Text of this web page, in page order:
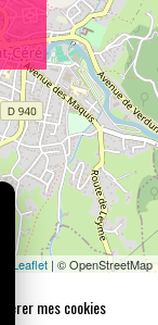
Leaflet | © OpenStreetMap
Gérer mes cookies